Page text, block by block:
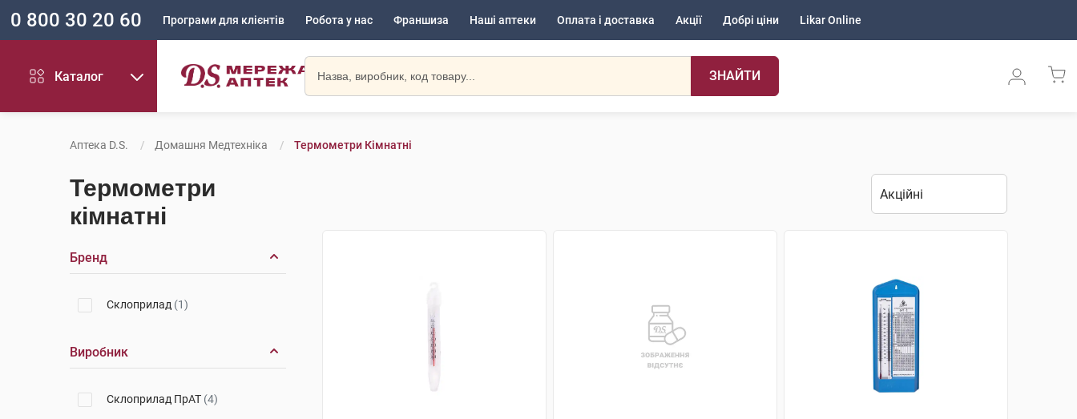
0 800 30 20 60 Програми для клієнтів Робота у нас Франшиза Наші аптеки Оплата і доставка Акції Добрі ціни Likar Online
Каталог ЗНАЙТИ
Аптека D.S. Домашня Медтехніка Термометри Кімнатні
Термометри
кімнатні
Бренд
Склоприлад (1)
Виробник
Склоприлад ПрАТ (4)